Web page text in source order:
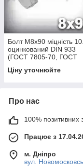
Болт М8х90 міцність
оцинкований DIN 933
(ГОСТ 7805-70, ГОСТ
Ціну уточнюйте
Про нас
100% позитивних з
Працює з
м. Дніпро
вул.